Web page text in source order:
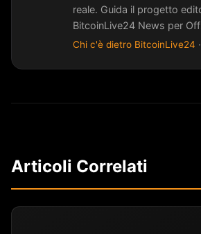
reale. Guida il progetto
BitcoinLive24 News per
Chi c'è dietro BitcoinLive24 ·
Articoli Correlati